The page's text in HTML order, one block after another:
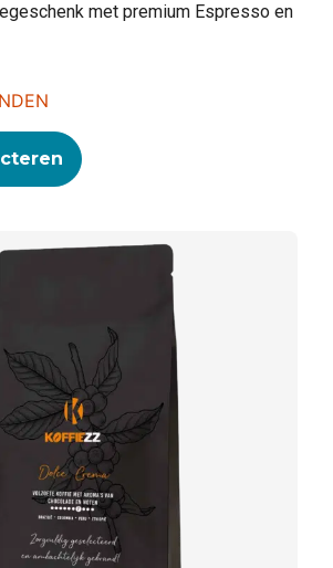
met premium Espresso en